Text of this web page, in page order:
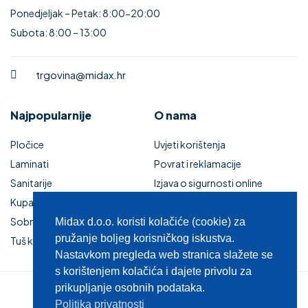
Ponedjeljak – Petak: 8:00-20:00
Subota: 8:00 – 13:00
trgovina@midax.hr
Najpopularnije
Pločice
Laminati
Sanitarije
Kupaonski namještaj
Sobna vrata
Tuš kabine i kade
O nama
Uvjeti korištenja
Povrat i reklamacije
Izjava o sigurnosti online
Kupaonski namještaj
Zaštita privatnosti
© 2025 MIDAX d.o.o.
Midax d.o.o. koristi kolačiće (cookie) za
pružanje boljeg korisničkog iskustva.
Nastavkom pregleda web stranica slažete se
s korištenjem kolačića i dajete privolu za
prikupljanje osobnih podataka.
Politika privatnosti